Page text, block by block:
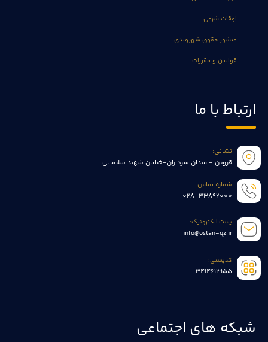
اوقات شرعی
منشور حقوق شهروندی
قوانین و مقررات
ارتباط با ما
نشانی:
قزوین - میدان سرداران-خیابان شهید سلیمانی
شماره تماس:
028-33892000
پست الکترونیک:
info@ostan-qz.ir
کدپستی:
3414613155
شبکه های اجتماعی